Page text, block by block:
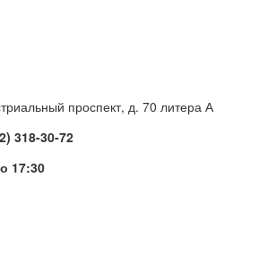
проспект, д. 70 литера А
318-30-72
17:30